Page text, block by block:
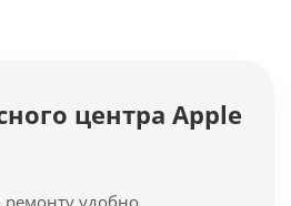
центра Apple
ремонту удобно